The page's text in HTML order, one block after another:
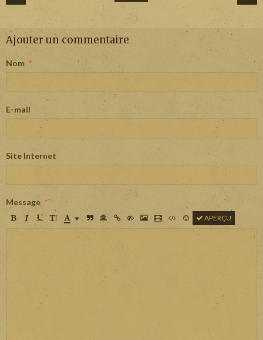
Ajouter un commentaire
Nom
E-mail
Site Internet
Message
APERÇU